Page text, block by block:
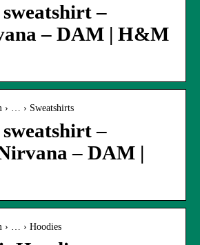
–
– DAM | H&M
› … › Sweatshirts
–
– DAM |
› … › Hoodies